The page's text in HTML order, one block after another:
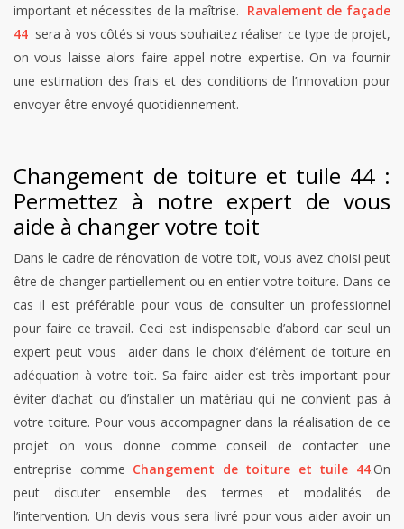
important et nécessites de la maîtrise. Ravalement de façade
44 sera à vos côtés si vous souhaitez réaliser ce type de projet,
on vous laisse alors faire appel notre expertise. On va fournir
une estimation des frais et des conditions de l’innovation pour
envoyer être envoyé quotidiennement.
Changement de toiture et tuile 44 :
Permettez à notre expert de vous
aide à changer votre toit
Dans le cadre de rénovation de votre toit, vous avez choisi peut
être de changer partiellement ou en entier votre toiture. Dans ce
cas il est préférable pour vous de consulter un professionnel
pour faire ce travail. Ceci est indispensable d’abord car seul un
expert peut vous aider dans le choix d’élément de toiture en
adéquation à votre toit. Sa faire aider est très important pour
éviter d’achat ou d’installer un matériau qui ne convient pas à
votre toiture. Pour vous accompagner dans la réalisation de ce
projet on vous donne comme conseil de contacter une
entreprise comme Changement de toiture et tuile 44.On
peut discuter ensemble des termes et modalités de
l’intervention. Un devis vous sera livré pour vous aider avoir un